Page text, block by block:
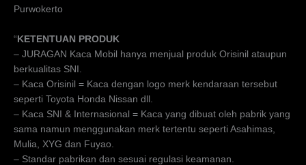
Purwokerto
“KETENTUAN PRODUK
– JURAGAN Kaca Mobil hanya menjual produk Orisinil ataupun
berkualitas SNI.
– Kaca Orisinil = Kaca dengan logo merk kendaraan tersebut
seperti Toyota Honda Nissan dll.
– Kaca SNI & Internasional = Kaca yang dibuat oleh pabrik yang
sama namun menggunakan merk tertentu seperti Asahimas,
Mulia, XYG dan Fuyao.
– Standar pabrikan dan sesuai regulasi keamanan.